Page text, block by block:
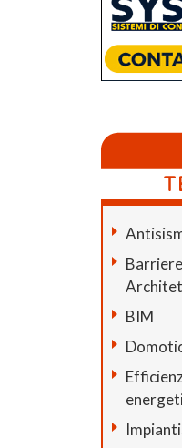
Barriere
BIM